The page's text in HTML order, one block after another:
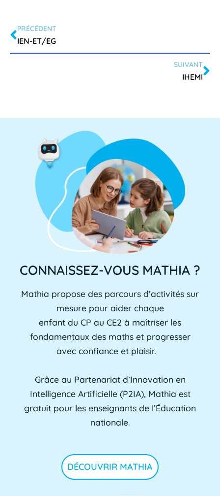
PRÉCÉDENT
IEN-ET/EG
SUIVANT
IHEMI
CONNAISSEZ-VOUS MATHIA ?
Mathia propose des parcours d’activités sur
mesure pour aider chaque
enfant du CP au CE2 à maîtriser les
fondamentaux des maths et progresser
avec confiance et plaisir.
Grâce au Partenariat d’Innovation en
Intelligence Artificielle (P2IA), Mathia est
gratuit pour les enseignants de l’Éducation
nationale.
DÉCOUVRIR MATHIA